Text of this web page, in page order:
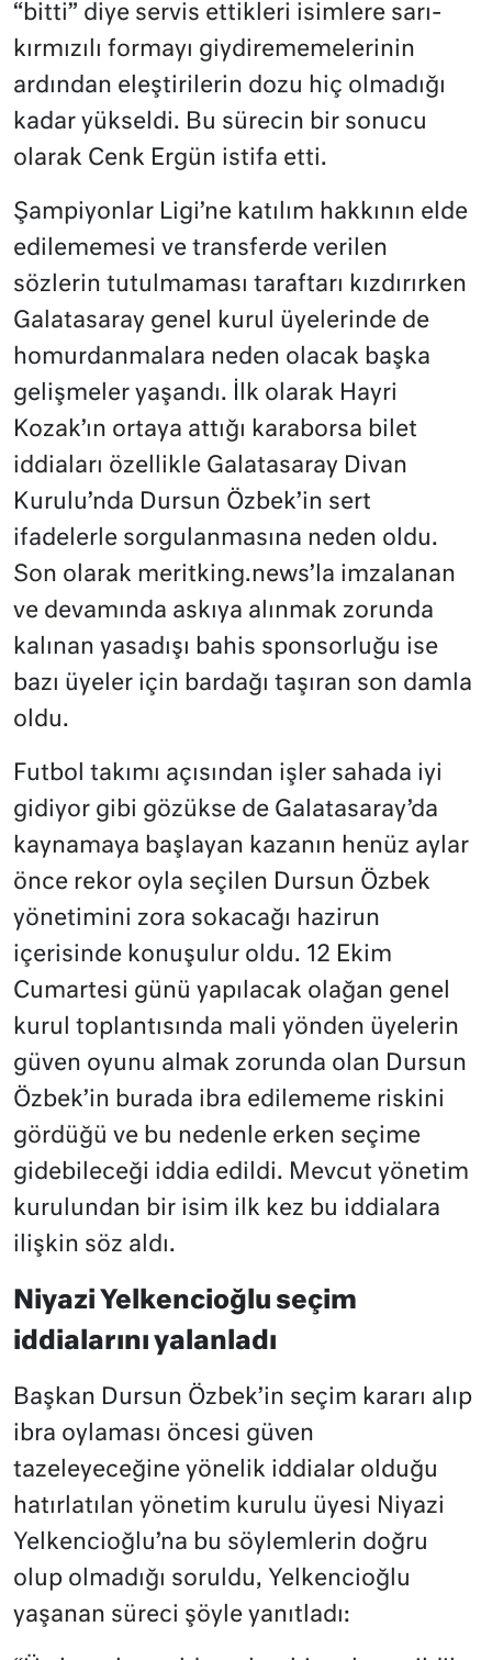
“bitti” diye servis ettikleri isimlere sarı-
kırmızılı formayı giydirememelerinin
ardından eleştirilerin dozu hiç olmadığı
kadar yükseldi. Bu sürecin bir sonucu
olarak Cenk Ergün istifa etti.
Şampiyonlar Ligi’ne katılım hakkının elde
edilememesi ve transferde verilen
sözlerin tutulmaması taraftarı kızdırırken
Galatasaray genel kurul üyelerinde de
homurdanmalara neden olacak başka
gelişmeler yaşandı. İlk olarak Hayri
Kozak’ın ortaya attığı karaborsa bilet
iddiaları özellikle Galatasaray Divan
Kurulu’nda Dursun Özbek’in sert
ifadelerle sorgulanmasına neden oldu.
Son olarak meritking.news’la imzalanan
ve devamında askıya alınmak zorunda
kalınan yasadışı bahis sponsorluğu ise
bazı üyeler için bardağı taşıran son damla
oldu.
Futbol takımı açısından işler sahada iyi
gidiyor gibi gözükse de Galatasaray’da
kaynamaya başlayan kazanın henüz aylar
önce rekor oyla seçilen Dursun Özbek
yönetimini zora sokacağı hazirun
içerisinde konuşulur oldu. 12 Ekim
Cumartesi günü yapılacak olağan genel
kurul toplantısında mali yönden üyelerin
güven oyunu almak zorunda olan Dursun
Özbek’in burada ibra edilememe riskini
gördüğü ve bu nedenle erken seçime
gidebileceği iddia edildi. Mevcut yönetim
kurulundan bir isim ilk kez bu iddialara
ilişkin söz aldı.
Niyazi Yelkencioğlu seçim
iddialarını yalanladı
Başkan Dursun Özbek’in seçim kararı alıp
ibra oylaması öncesi güven
tazeleyeceğine yönelik iddialar olduğu
hatırlatılan yönetim kurulu üyesi Niyazi
Yelkencioğlu’na bu söylemlerin doğru
olup olmadığı soruldu, Yelkencioğlu
yaşanan süreci şöyle yanıtladı: